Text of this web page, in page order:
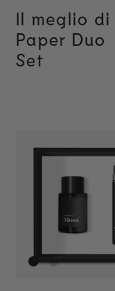
Il meglio di
Paper Duo
Set